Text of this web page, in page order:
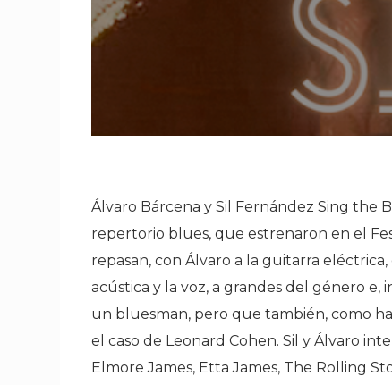
Álvaro Bárcena y Sil Fernández Sing the
repertorio blues, que estrenaron en el
repasan, con Álvaro a la guitarra
acústica y la voz, a grandes del género
un bluesman, pero que también, como
el caso de Leonard Cohen. Sil y Álvaro
Elmore James, Etta James, The Rolling